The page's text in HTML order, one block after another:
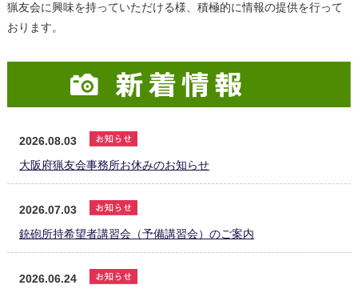
猟友会に興味を持っていただける様、積極的に情報の提供を行って
おります。
2026.08.03
大阪府猟友会事務所お休みのお知らせ
2026.07.03
銃砲所持希望者講習会（予備講習会）のご案内
2026.06.24